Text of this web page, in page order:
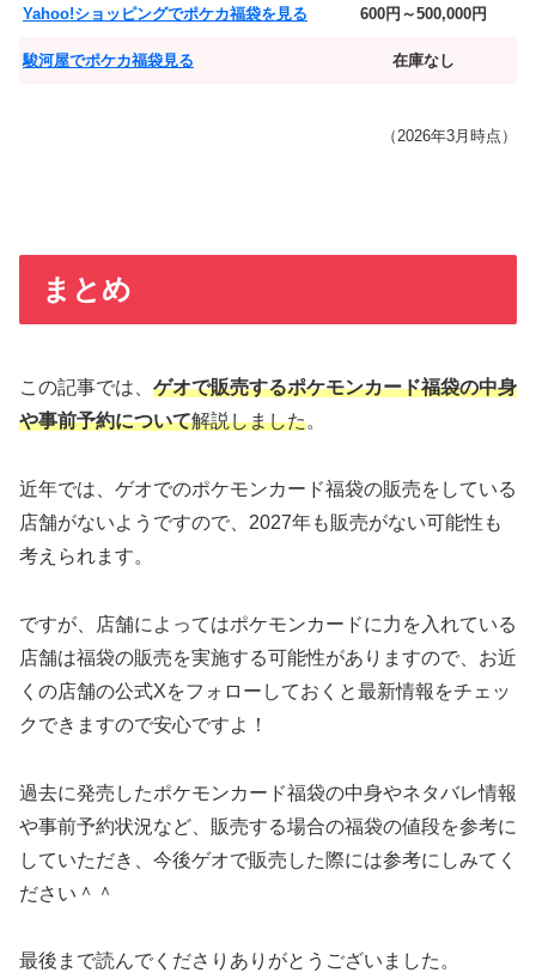
Yahoo!ショッピングでポケカ福袋を見る 600円～500,000円
駿河屋でポケカ福袋見る 在庫なし
（2026年3月時点）
まとめ
この記事では、 ゲオで販売するポケモンカード福袋の中身
や事前予約について解説しました。
近年では、ゲオでのポケモンカード福袋の販売をしている
店舗がないようですので、2027年も販売がない可能性も
考えられます。
ですが、店舗によってはポケモンカードに力を入れている
店舗は福袋の販売を実施する可能性がありますので、お近
くの店舗の公式Xをフォローしておくと最新情報をチェッ
クできますので安心ですよ！
過去に発売したポケモンカード福袋の中身やネタバレ情報
や事前予約状況など、販売する場合の福袋の値段を参考に
していただき、今後ゲオで販売した際には参考にしみてく
ださい＾＾
最後まで読んでくださりありがとうございました。